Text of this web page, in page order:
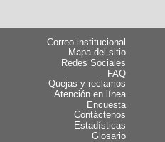
Correo institucional
Mapa del sitio
Redes Sociales
FAQ
Quejas y reclamos
Atención en línea
Encuesta
Contáctenos
Estadísticas
Glosario